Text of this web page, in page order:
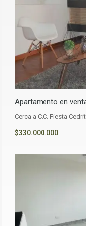
Apartamento en
Cerca a C.C. Fiesta
$330.000.000